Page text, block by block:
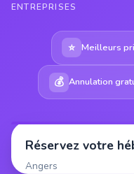
ENTREPRISES
⭐ Meilleurs
💰 Annulation
Réservez votre
Angers